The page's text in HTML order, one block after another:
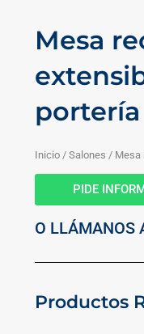
Mesa
portería
Inicio / Salones / Mesa
PIDE
O LLÁMANOS
Productos